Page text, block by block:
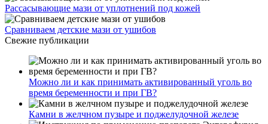
Рассасывающие мази от уплотнений под кожей
Сравниваем детские мази от ушибов
Свежие публикации
Можно ли и как принимать активированный уголь во
время беременности и при ГВ?
Камни в желчном пузыре и поджелудочной железе